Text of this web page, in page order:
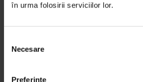
în urma folosirii serviciilor lor.
Necesare
Preferinţe
(Sigla concursului a fost creată de